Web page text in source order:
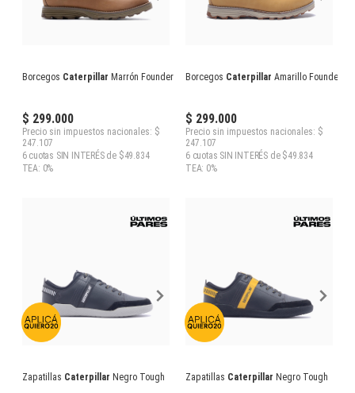
Borcegos Caterpillar Marrón Founder
$ 299.000
Precio sin impuestos nacionales: $
247.107
6 cuotas SIN INTERÉS de $49.834
TEA: 0%
Borcegos Caterpillar Amarillo Founder
$ 299.000
Precio sin impuestos nacionales: $
247.107
6 cuotas SIN INTERÉS de $49.834
TEA: 0%
Zapatillas Caterpillar Negro Tough Zapatillas Caterpillar Negro Tough